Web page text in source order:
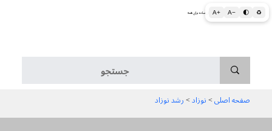
A+ A− 🌓 ♻ اطلاعات پزشکی و بهداشتی به زبان ساده برای همه
صفحه اصلی > نوزاد > رشد نوزاد